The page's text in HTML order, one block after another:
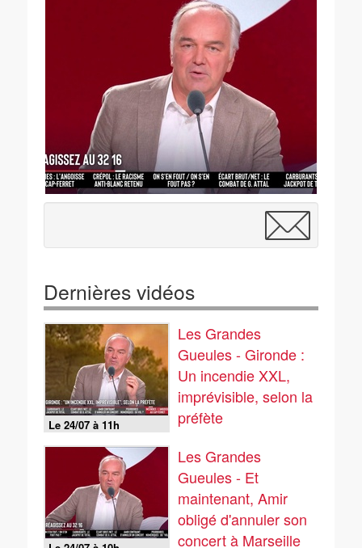
Dernières vidéos
Le 24/07 à 11h
Les Grandes
Gueules - Gironde :
Un incendie XXL,
imprévisible, selon la
préfète
Les Grandes
Gueules - Et
maintenant, Amir
obligé d'annuler son
concert à Marseille